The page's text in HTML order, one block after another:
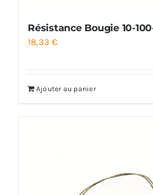
Résistance Bougie 10-
18,33€
Ajouter au panier